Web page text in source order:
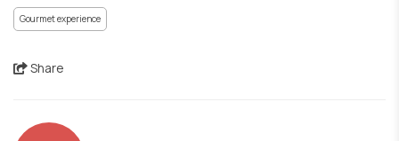
Gourmet experience
Share